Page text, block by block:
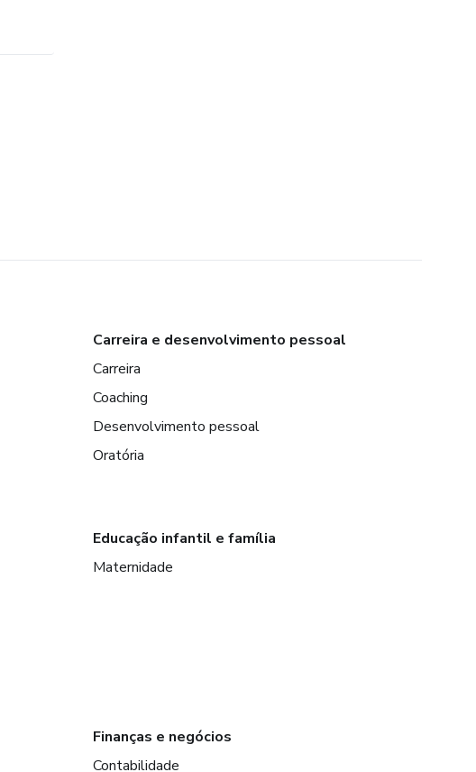
Carreira e desenvolvimento pessoal
Carreira
Coaching
Desenvolvimento pessoal
Oratória
Educação infantil e família
Maternidade
Finanças e negócios
Contabilidade